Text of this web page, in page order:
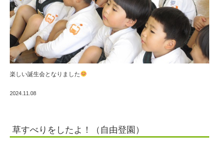
楽しい誕生会となりました
2024.11.08
草すべりをしたよ！（自由登園）